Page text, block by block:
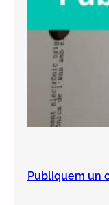
Publiquem un